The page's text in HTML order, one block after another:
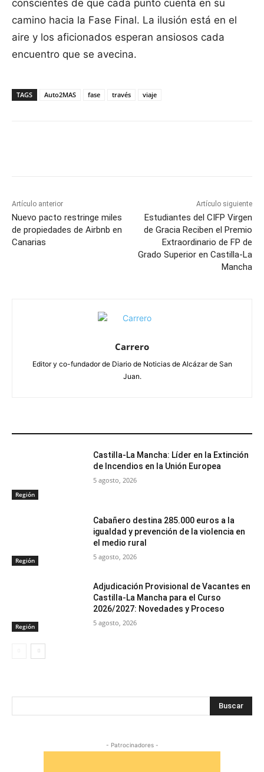
conscientes de que cada punto cuenta en su
camino hacia la Fase Final. La ilusión está en el
aire y los aficionados esperan ansiosos cada
encuentro que se avecina.
TAGS Auto2MAS fase través viaje
Artículo anterior
Nuevo pacto restringe miles
de propiedades de Airbnb en
Canarias
Artículo siguiente
Estudiantes del CIFP Virgen
de Gracia Reciben el Premio
Extraordinario de FP de
Grado Superior en Castilla-La
Mancha
Carrero
Editor y co-fundador de Diario de Noticias de Alcázar de San
Juan.
Región
Castilla-La Mancha: Líder en la Extinción
de Incendios en la Unión Europea
5 agosto, 2026
Región
Cabañero destina 285.000 euros a la
igualdad y prevención de la violencia en
el medio rural
5 agosto, 2026
Región
Adjudicación Provisional de Vacantes en
Castilla-La Mancha para el Curso
2026/2027: Novedades y Proceso
5 agosto, 2026
Buscar
- Patrocinadores -